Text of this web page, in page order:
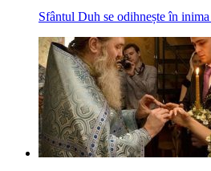
Sfântul Duh se odihnește în